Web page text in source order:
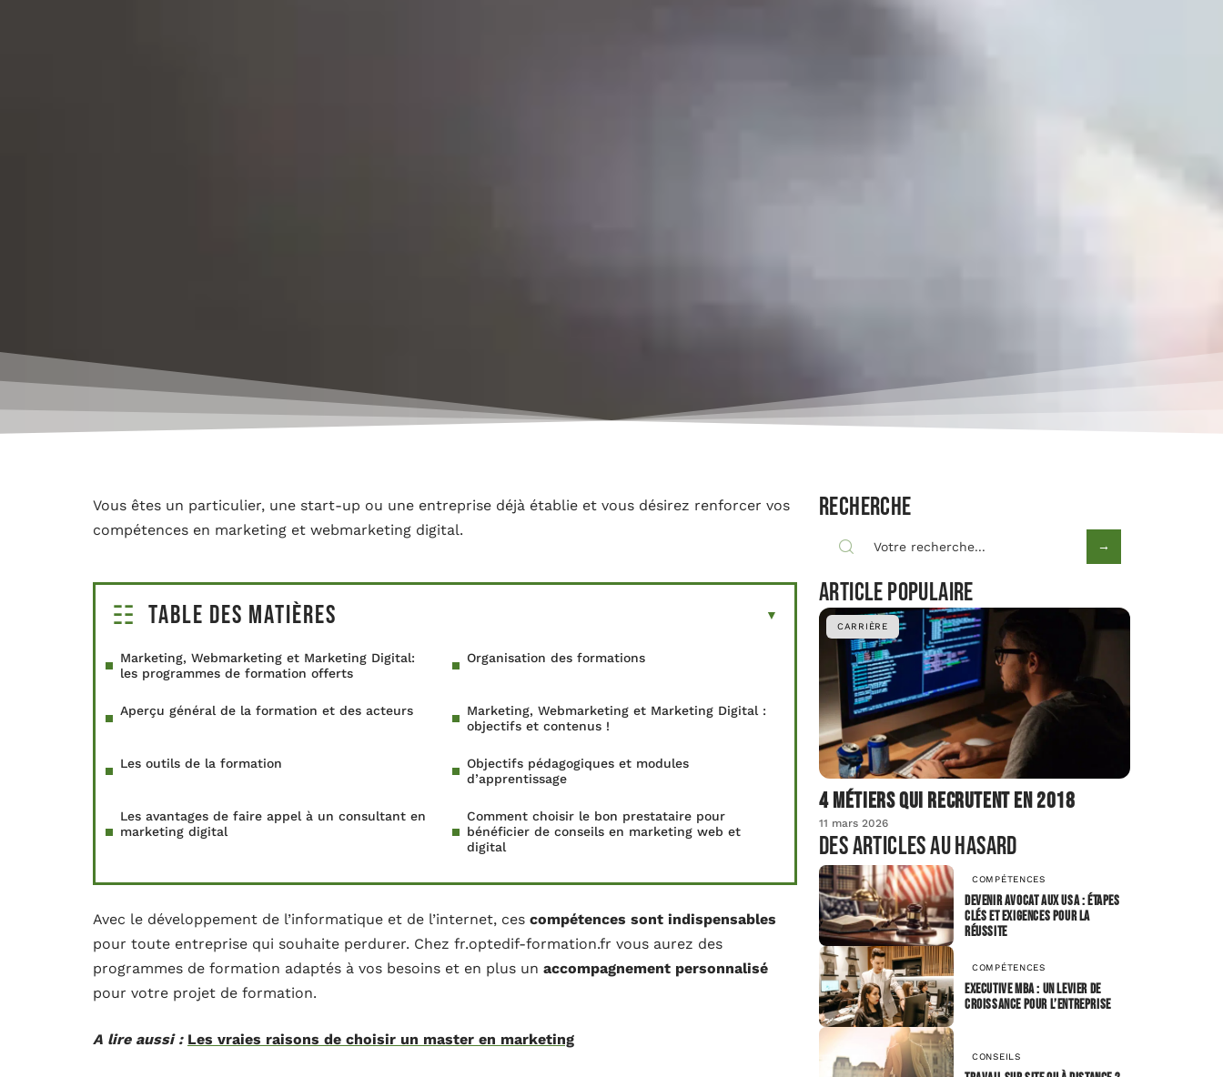
Vous êtes un particulier, une start-up ou une entreprise déjà établie et vous désirez renforcer vos
compétences en marketing et webmarketing digital.
Table des matières
Marketing, Webmarketing et Marketing Digital:
les programmes de formation offerts
Organisation des formations
Aperçu général de la formation et des acteurs
Marketing, Webmarketing et Marketing Digital :
objectifs et contenus !
Les outils de la formation
Objectifs pédagogiques et modules
d’apprentissage
Les avantages de faire appel à un consultant en
marketing digital
Comment choisir le bon prestataire pour
bénéficier de conseils en marketing web et
digital
Avec le développement de l’informatique et de l’internet, ces compétences sont indispensables
pour toute entreprise qui souhaite perdurer. Chez fr.optedif-formation.fr vous aurez des
programmes de formation adaptés à vos besoins et en plus un accompagnement personnalisé
pour votre projet de formation.
A lire aussi : Les vraies raisons de choisir un master en marketing
Recherche
Article populaire
CARRIÈRE
4 métiers qui recrutent en 2018
11 mars 2026
Des articles au hasard
COMPÉTENCES
Devenir avocat aux USA : étapes
clés et exigences pour la
réussite
COMPÉTENCES
Executive MBA : un levier de
croissance pour l’entreprise
CONSEILS